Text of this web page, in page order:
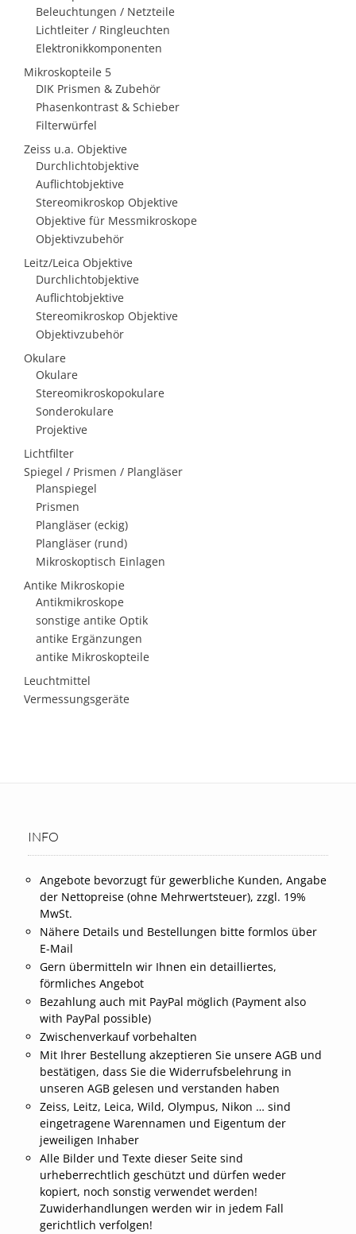
Beleuchtungen / Netzteile
Lichtleiter / Ringleuchten
Elektronikkomponenten
Mikroskopteile 5
DIK Prismen & Zubehör
Phasenkontrast & Schieber
Filterwürfel
Zeiss u.a. Objektive
Durchlichtobjektive
Auflichtobjektive
Stereomikroskop Objektive
Objektive für Messmikroskope
Objektivzubehör
Leitz/Leica Objektive
Durchlichtobjektive
Auflichtobjektive
Stereomikroskop Objektive
Objektivzubehör
Okulare
Okulare
Stereomikroskopokulare
Sonderokulare
Projektive
Lichtfilter
Spiegel / Prismen / Plangläser
Planspiegel
Prismen
Plangläser (eckig)
Plangläser (rund)
Mikroskoptisch Einlagen
Antike Mikroskopie
Antikmikroskope
sonstige antike Optik
antike Ergänzungen
antike Mikroskopteile
Leuchtmittel
Vermessungsgeräte
INFO
Angebote bevorzugt für gewerbliche Kunden, Angabe
der Nettopreise (ohne Mehrwertsteuer), zzgl. 19%
MwSt.
Nähere Details und Bestellungen bitte formlos über
E-Mail
Gern übermitteln wir Ihnen ein detailliertes,
förmliches Angebot
Bezahlung auch mit PayPal möglich (Payment also
with PayPal possible)
Zwischenverkauf vorbehalten
Mit Ihrer Bestellung akzeptieren Sie unsere AGB und
bestätigen, dass Sie die Widerrufsbelehrung in
unseren AGB gelesen und verstanden haben
Zeiss, Leitz, Leica, Wild, Olympus, Nikon … sind
eingetragene Warennamen und Eigentum der
jeweiligen Inhaber
Alle Bilder und Texte dieser Seite sind
urheberrechtlich geschützt und dürfen weder
kopiert, noch sonstig verwendet werden!
Zuwiderhandlungen werden wir in jedem Fall
gerichtlich verfolgen!